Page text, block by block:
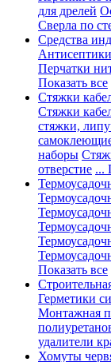
для дрелей
Сверла по
Средства
Антисептики
Перчатки
Показать все
Стяжки
Стяжки
стяжки,
наборы
отверстие ...
Показать все
Герметики
Монтажная
удалители
Хомуты